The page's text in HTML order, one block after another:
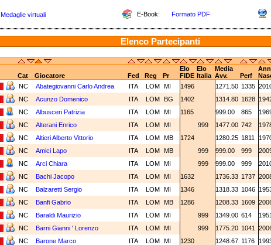
Medaglie virtuali E-Book: Formato PDF
Elenco Partecipanti
Elo Elo Media
Cat Giocatore Fed Reg Pr FIDE Italia Avv. Perf
NC Abategiovanni Carlo Andrea ITA LOM MI 1496 1271.50 1335
NC Acunzo Domenico ITA LOM BG 1402 1314.80 1628
NC Albusceri Patrizia ITA LOM MI 1165 999.00 865
NC Alterani Enrico ITA LOM MI 999 1477.00 742
NC Altieri Alberto Vittorio ITA LOM MB 1724 1280.25 1811
NC Amici Lapo ITA LOM MB 999 999.00 999
NC Arci Chiara ITA LOM MI 999 999.00 999
NC Bachi Jacopo ITA LOM MI 1632 1736.33 1737
NC Balzaretti Sergio ITA LOM MI 1346 1318.33 1046
NC Banfi Gabrio ITA LOM MB 1286 1208.33 1609
NC Baraldi Maurizio ITA LOM MI 999 1349.00 614 1951
NC Barni Gianni ' Lorenzo ITA LOM MI 999 1775.20 1041
NC Barone Marco ITA LOM MI 1230 1248.67 1176